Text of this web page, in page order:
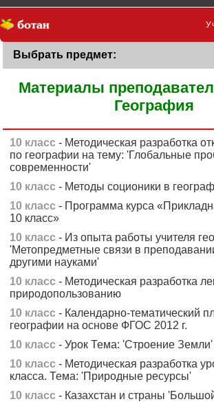
Выбрать предмет:
Материалы
География
10 класс - Методическая разработка
по географии на тему: 'Глобальные
современности'
10 класс - Методы соционики в
10 класс - Программа курса
10 класс»
10 класс - Из опыта работы учителя
'Метопредметные связи в
другими науками'
10 класс - Методическая разработка
природопользованию
10 класс - Календарно-тематический
географии на основе ФГОС 2012 г.
10 класс - Урок Тема: 'Строение Земли'
10 класс - Методическая разработка
класса. Тема: 'Природные ресурсы'
10 класс - Казахстан и страны